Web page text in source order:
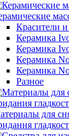
Красители
Керамика
Керамика
Керамика
Керамика
Разное
для